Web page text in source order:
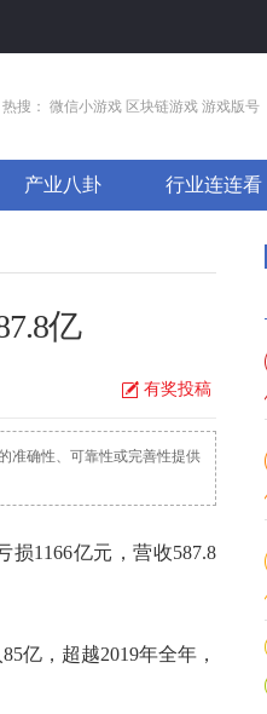
热门专区
我是皇
太极崛起
荒野行动
找
游
打折
排
开
微
热搜： 微信小游戏 区块链游戏 游戏版号
产业八卦 行业连连看
亿
有奖投稿
准确性、可靠性或完善性提供
1166亿元，营收587.8
，超越2019年全年，